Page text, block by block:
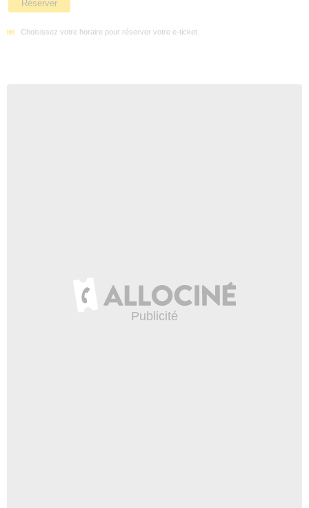
Réserver
Choisissez votre horaire pour réserver votre e-ticket.